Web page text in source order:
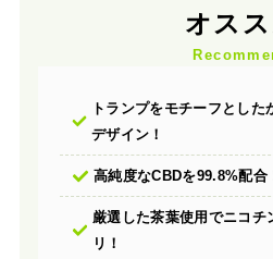
オスス
トランプをモチーフとした
デザイン！
高純度なCBDを99.8%配合
厳選した茶葉使用でニコチ
リ！